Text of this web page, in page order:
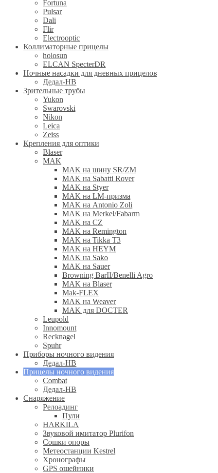
Fortuna
Pulsar
Dali
Flir
Electrooptic
Коллиматорные прицелы
holosun
ELCAN SpecterDR
Ночные насадки для дневных прицелов
Дедал-НВ
Зрительные трубы
Yukon
Swarovski
Nikon
Leica
Zeiss
Крепления для оптики
Blaser
MAK
MAK на шину SR/ZM
MAK на Sabatti Rover
MAK на Styer
MAK на LM-призма
MAK на Antonio Zoli
MAK на Merkel/Fabarm
MAK на CZ
MAK на Remington
MAK на Tikka T3
MAK на HEYM
MAK на Sako
MAK на Sauer
Browning BarII/Benelli Agro
MAK на Blaser
Mak-FLEX
MAK на Weaver
MAK для DOCTER
Leupold
Innomount
Recknagel
Spuhr
Приборы ночного видения
Дедал-НВ
Прицелы ночного видения
Combat
Дедал-НВ
Снаряжение
Релоадинг
Пули
HARKILA
Звуковой имитатор Plurifon
Сошки опоры
Метеостанции Kestrel
Хронографы
GPS ошейники